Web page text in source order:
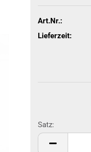
Art.Nr.:
Lieferzeit:
Satz:
Satz